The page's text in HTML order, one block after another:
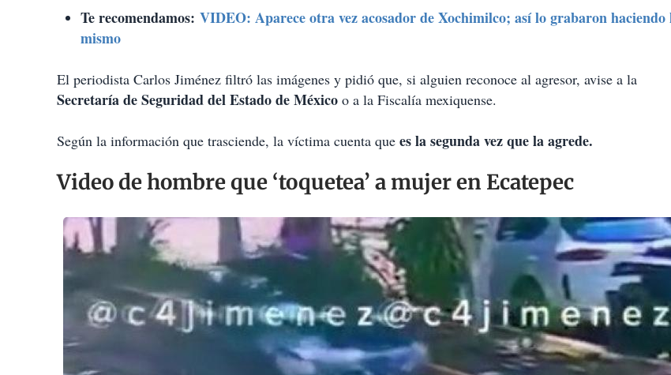
Te recomendamos: VIDEO: Aparece otra vez acosador de Xochimilco; así lo grabaron haciendo
mismo
El periodista Carlos Jiménez filtró las imágenes y pidió que, si alguien reconoce al agresor, avise a la
Secretaría de Seguridad del Estado de México o a la Fiscalía mexiquense.
Según la información que trasciende, la víctima cuenta que es la segunda vez que la agrede.
Video de hombre que ‘toquetea’ a mujer en Ecatepec